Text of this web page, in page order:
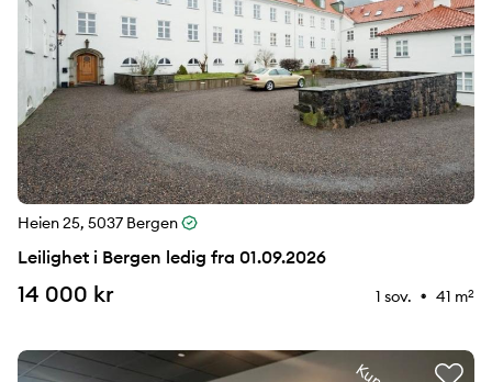
Heien 25, 5037 Bergen
Leilighet i Bergen ledig fra 01.09.2026
14 000 kr 1 sov. ⚉ 41 m2